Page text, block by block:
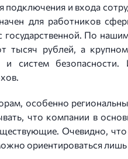
и входа
для работников
По
тысяч рублей, а
и систем
особенно
что компании в
Очевидно,
ориентироваться лишь